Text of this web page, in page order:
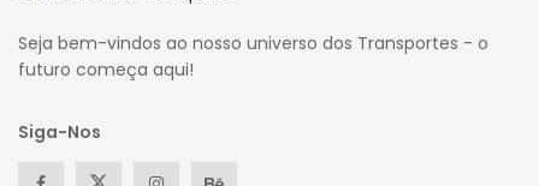
Seja bem-vindos ao nosso universo dos Transportes - o
futuro começa aqui!
Siga-Nos